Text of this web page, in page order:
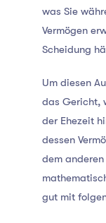
was Sie
Vermögen
Scheidung
Um diesen
das Gericht,
der Ehezeit
dessen
dem
gut mit